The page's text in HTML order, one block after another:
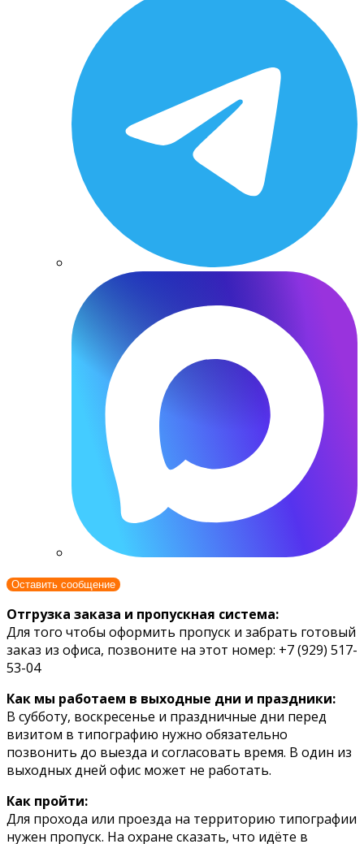
Оставить сообщение
Отгрузка заказа и пропускная система:
Для того чтобы оформить пропуск и забрать готовый
заказ из офиса, позвоните на этот номер: +7 (929) 517-
53-04
Как мы работаем в выходные дни и праздники:
В субботу, воскресенье и праздничные дни перед
визитом в типографию нужно обязательно
позвонить до выезда и согласовать время. В один из
выходных дней офис может не работать.
Как пройти:
Для прохода или проезда на территорию типографии
нужен пропуск. На охране сказать, что идёте в